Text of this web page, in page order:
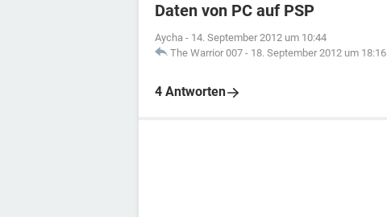
Daten von PC auf PSP
Aycha - 14. September 2012 um 10:44
The Warrior 007 - 18. September 2012 um 18:16
4 Antworten